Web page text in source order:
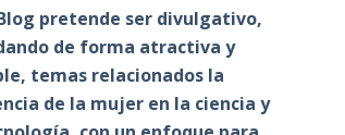
pretende ser divulgativo,
de forma atractiva y
temas relacionados la
de la mujer en la ciencia y